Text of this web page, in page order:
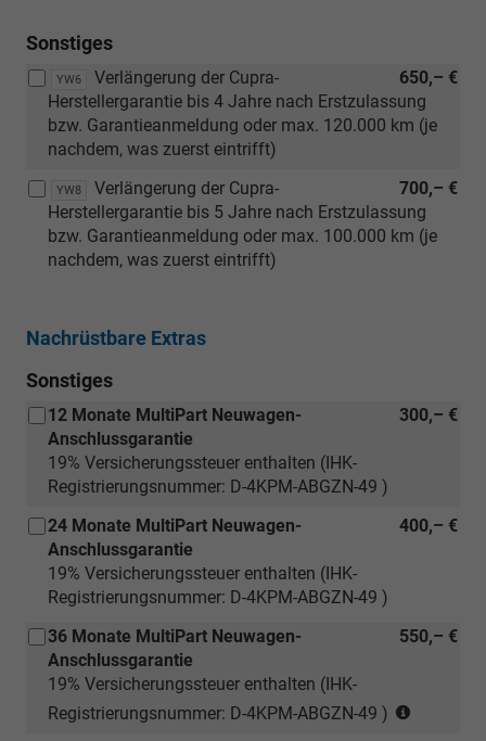
Sonstiges
YW6 650,– €
Verlängerung der Cupra-
Herstellergarantie bis 4 Jahre nach Erstzulassung
bzw. Garantieanmeldung oder max. 120.000 km (je
nachdem, was zuerst eintrifft)
YW8 700,– €
Verlängerung der Cupra-
Herstellergarantie bis 5 Jahre nach Erstzulassung
bzw. Garantieanmeldung oder max. 100.000 km (je
nachdem, was zuerst eintrifft)
Nachrüstbare Extras
Sonstiges
300,– €
12 Monate MultiPart Neuwagen-
Anschlussgarantie
19% Versicherungssteuer enthalten (IHK-
Registrierungsnummer: D-4KPM-ABGZN-49 )
400,– €
24 Monate MultiPart Neuwagen-
Anschlussgarantie
19% Versicherungssteuer enthalten (IHK-
Registrierungsnummer: D-4KPM-ABGZN-49 )
550,– €
36 Monate MultiPart Neuwagen-
Anschlussgarantie
19% Versicherungssteuer enthalten (IHK-
Registrierungsnummer: D-4KPM-ABGZN-49 )